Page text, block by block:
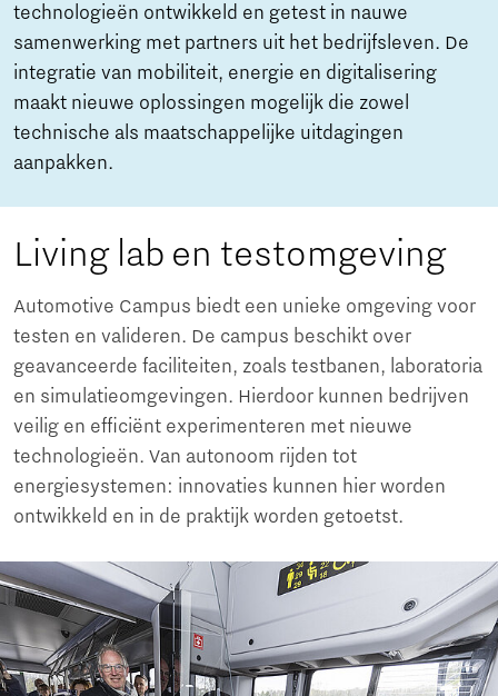
technologieën ontwikkeld en getest in nauwe
samenwerking met partners uit het bedrijfsleven. De
integratie van mobiliteit, energie en digitalisering
maakt nieuwe oplossingen mogelijk die zowel
technische als maatschappelijke uitdagingen
aanpakken.
Living lab en testomgeving
Automotive Campus biedt een unieke omgeving voor
testen en valideren. De campus beschikt over
geavanceerde faciliteiten, zoals testbanen, laboratoria
en simulatieomgevingen. Hierdoor kunnen bedrijven
veilig en efficiënt experimenteren met nieuwe
technologieën. Van autonoom rijden tot
energiesystemen: innovaties kunnen hier worden
ontwikkeld en in de praktijk worden getoetst.